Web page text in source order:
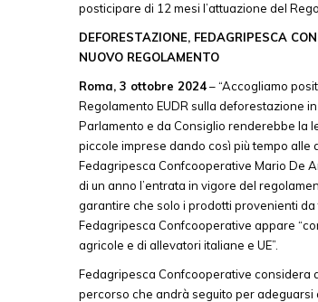
posticipare di 12 mesi l’attuazione del
DEFORESTAZIONE, FEDAGRIPESCA
NUOVO REGOLAMENTO
Roma, 3 ottobre 2024– “Accogliamo
Regolamento EUDR sulla deforestazione
Parlamento e da Consiglio renderebbe la
piccole imprese dando così più tempo alle
Fedagripesca Confcooperative Mario De
di un anno l’entrata in vigore del
garantire che solo i prodotti provenienti
Fedagripesca Confcooperative appare
agricole e di allevatori italiane e UE”.
Fedagripesca Confcooperative considera
percorso che andrà seguito per